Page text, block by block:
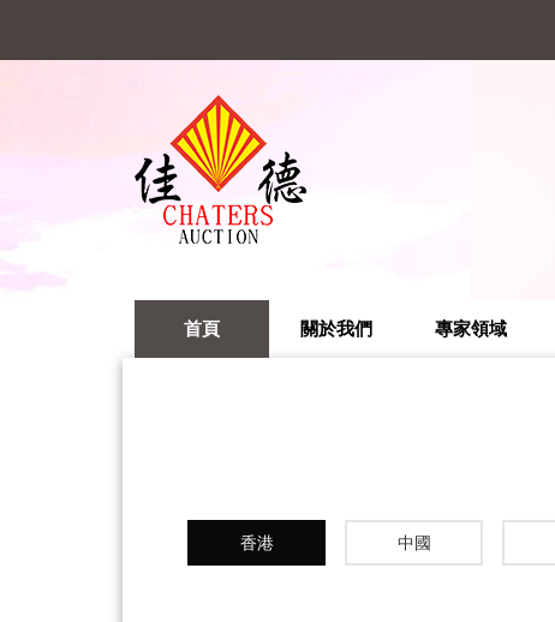
首頁 關於我們 專家領域
香港 中國